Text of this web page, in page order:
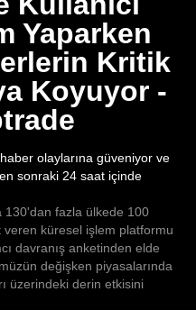
Yaparken
Kritik
Koyuyor -
olaylarına güveniyor ve
sonraki 24 saat içinde
130'dan fazla ülkede 100
veren küresel işlem platformu
davranış anketinden elde
değişken piyasalarında
üzerindeki derin etkisini